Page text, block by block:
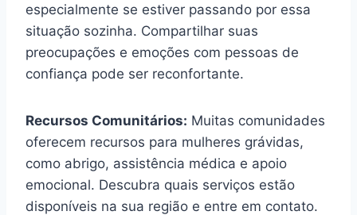
especialmente se estiver passando por essa
situação sozinha. Compartilhar suas
preocupações e emoções com pessoas de
confiança pode ser reconfortante.
Recursos Comunitários: Muitas comunidades
oferecem recursos para mulheres grávidas,
como abrigo, assistência médica e apoio
emocional. Descubra quais serviços estão
disponíveis na sua região e entre em contato.